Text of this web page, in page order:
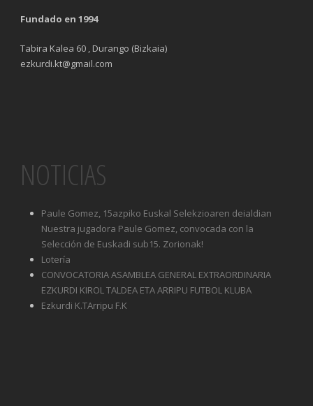
Fundado en 1994
Tabira Kalea 60 , Durango (Bizkaia)
ezkurdi.kt@gmail.com
NOTICIAS
Paule Gomez, 15azpiko Euskal Selekzioaren deialdian
Nuestra jugadora Paule Gomez, convocada con la
Selección de Euskadi sub15. Zorionak!
Lotería
CONVOCATORIA ASAMBLEA GENERAL EXTRAORDINARIA
EZKURDI KIROL TALDEA ETA ARRIPU FUTBOL KLUBA
Ezkurdi K.TArripu F.K